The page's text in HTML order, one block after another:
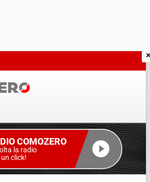
COMOZERO
la radio
click!